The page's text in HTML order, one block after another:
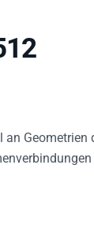
Geometrien